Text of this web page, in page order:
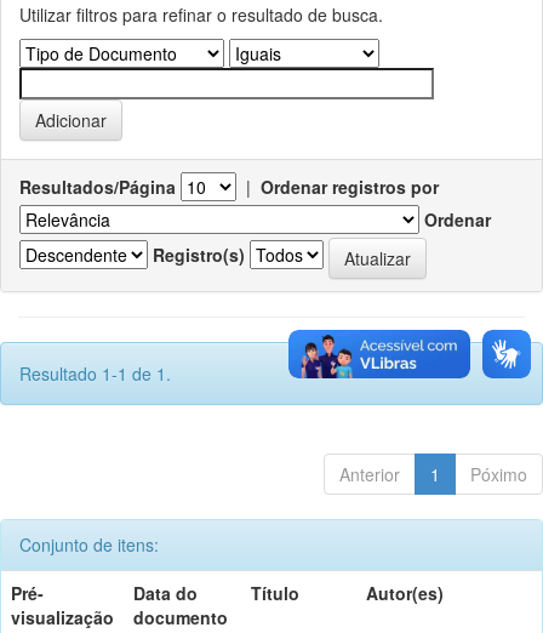
Utilizar filtros para refinar o resultado de busca.
Resultados/Página | Ordenar registros por
Ordenar
Registro(s)
Resultado 1-1 de 1.
Anterior 1 Póximo
Conjunto de itens:
Pré-
visualização
Data do
documento
Título Autor(es)